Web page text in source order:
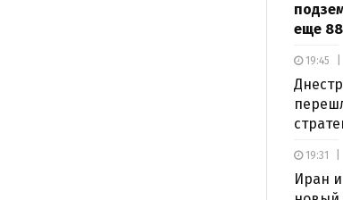
еще
19:45
Иран
19:31